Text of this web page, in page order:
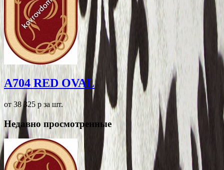
A704 RED OVAL
от 38 325 pза шт.
Недавно просмотренные